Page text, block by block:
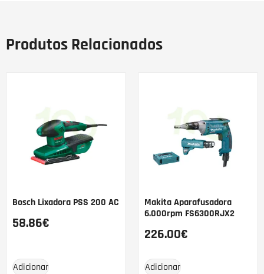
Produtos Relacionados
Bosch Lixadora PSS 200 AC
58.86€
Adicionar
Makita Aparafusadora
6.000rpm FS6300RJX2
226.00€
Adicionar